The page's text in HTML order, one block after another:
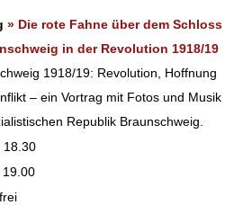
» Die rote Fahne über dem Schloss
in der Revolution 1918/19
1918/19: Revolution, Hoffnung
– ein Vortrag mit Fotos und Musik
Republik Braunschweig.
18.30
19.00